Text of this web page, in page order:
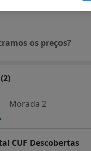
os preços?
Morada 2
CUF Descobertas